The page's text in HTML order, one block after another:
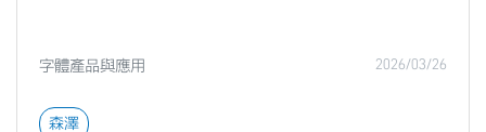
字體產品與應用 2026/03/26
森澤